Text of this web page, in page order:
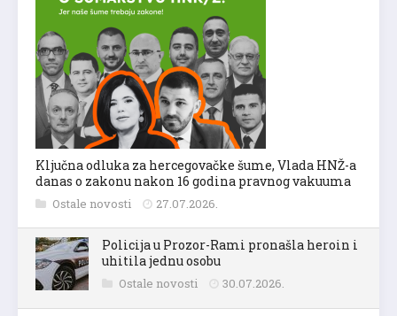
Ključna odluka za hercegovačke šume, Vlada HNŽ-a
danas o zakonu nakon 16 godina pravnog vakuuma
Ostale novosti 27.07.2026.
Policija u Prozor-Rami pronašla heroin i
uhitila jednu osobu
Ostale novosti 30.07.2026.